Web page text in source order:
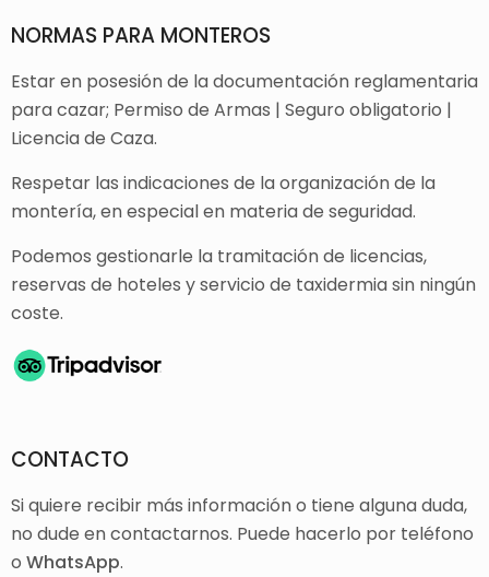
NORMAS PARA MONTEROS
Estar en posesión de la documentación reglamentaria
para cazar; Permiso de Armas | Seguro obligatorio |
Licencia de Caza.
Respetar las indicaciones de la organización de la
montería, en especial en materia de seguridad.
Podemos gestionarle la tramitación de licencias,
reservas de hoteles y servicio de taxidermia sin ningún
coste.
CONTACTO
Si quiere recibir más información o tiene alguna duda,
no dude en contactarnos. Puede hacerlo por teléfono
o WhatsApp.